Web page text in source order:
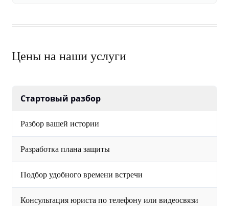
Цены на наши услуги
Стартовый разбор
Разбор вашей истории
Разработка плана защиты
Подбор удобного времени встречи
Консультация юриста по телефону или видеосвязи